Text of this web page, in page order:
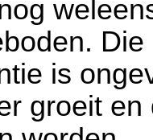
is
groeit